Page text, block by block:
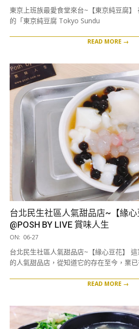
28
東京上班族最愛食堂來台~【東京純豆腐】
的「東京純豆腐 Tokyo Sundu
READ MORE →
台北民生社區人氣甜品店~【緣心
@POSH BY LIVE 賞味人生
2019-
27
ON: 06-27
台北民生社區人氣甜品店~【緣心豆花】
的人氣甜品店，從知道它的存在至今，業
READ MORE →